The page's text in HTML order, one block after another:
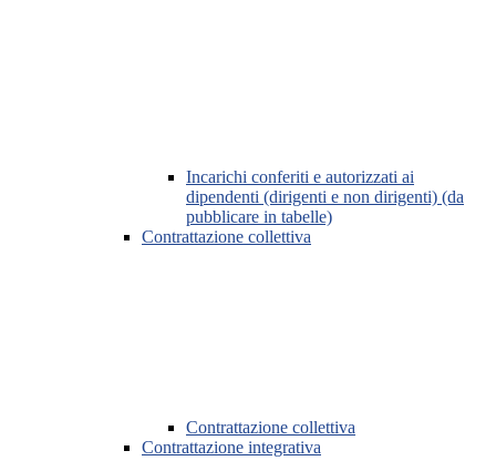
Incarichi conferiti e autorizzati ai
dipendenti (dirigenti e non dirigenti) (da
pubblicare in tabelle)
Contrattazione collettiva
Contrattazione collettiva
Contrattazione integrativa